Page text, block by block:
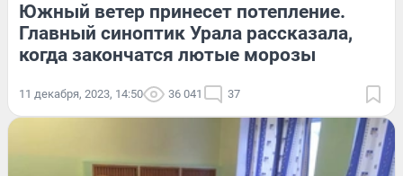
Южный ветер принесет потепление.
Главный синоптик Урала рассказала,
когда закончатся лютые морозы
11 декабря, 2023, 14:50 36 041 37